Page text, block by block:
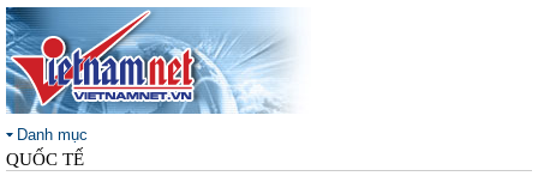
Danh mục
QUỐC TẾ